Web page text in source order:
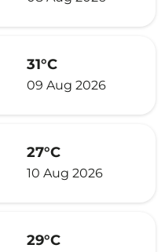
31°C
09 Aug 2026
27°C
10 Aug 2026
29°C